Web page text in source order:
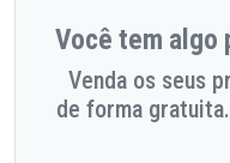
Você tem algo
Venda os seus
de forma